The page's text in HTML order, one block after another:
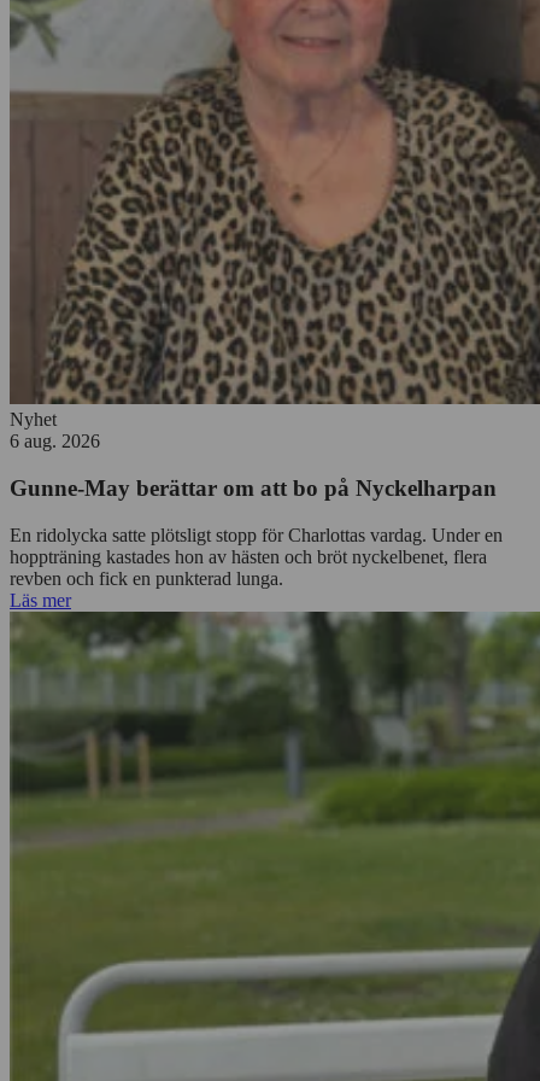
Nyhet
6 aug. 2026
Gunne-May berättar om att bo på Nyckelharpan
En ridolycka satte plötsligt stopp för Charlottas vardag. Under en
hoppträning kastades hon av hästen och bröt nyckelbenet, flera
revben och fick en punkterad lunga.
Läs mer
annonser